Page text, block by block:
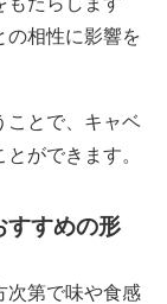
の相性に影響を
ことで、キャベ
ができます。
すすめの形
次第で味や食感